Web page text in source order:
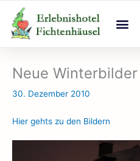
Inhalt
springen
Neue
30. Dezember 2010
Hier gehts zu den Bildern